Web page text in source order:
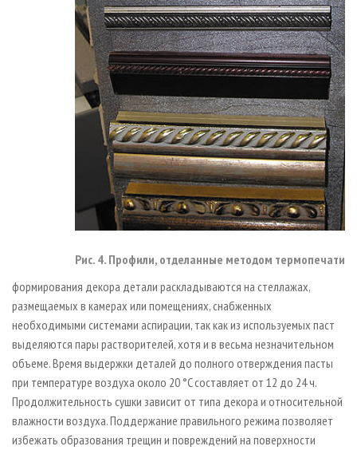
Рис. 4. Профили, отделанные методом термопечати
формирования декора детали раскладываются на стеллажах,
размещаемых в камерах или помещениях, снабженных
необходимыми системами аспирации, так как из используемых паст
выделяются пары растворителей, хотя и в весьма незначительном
объеме. Время выдержки деталей до полного отверждения пасты
при температуре воздуха около 20 °C составляет от 12 до 24 ч.
Продолжительность сушки зависит от типа декора и относительной
влажности воздуха. Поддержание правильного режима позволяет
избежать образования трещин и повреждений на поверхности